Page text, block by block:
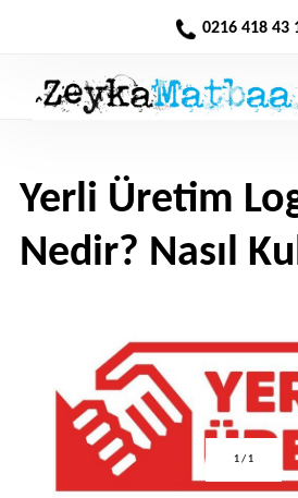
0216 418 43
Yerli Üretim
Nedir? Nasıl
1/1